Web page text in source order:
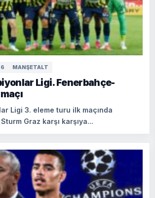
MANŞETALT
Ligi. Fenerbahçe-
Ligi 3. eleme turu ilk maçında
Graz karşı karşıya...